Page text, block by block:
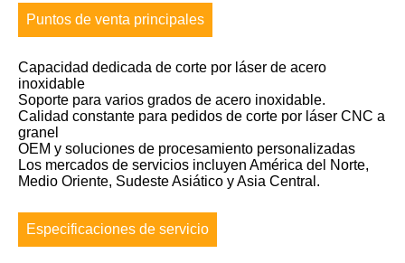
Puntos de venta principales
Capacidad dedicada de corte por láser de acero
inoxidable
Soporte para varios grados de acero inoxidable.
Calidad constante para pedidos de corte por láser CNC a
granel
OEM y soluciones de procesamiento personalizadas
Los mercados de servicios incluyen América del Norte,
Medio Oriente, Sudeste Asiático y Asia Central.
Especificaciones de servicio